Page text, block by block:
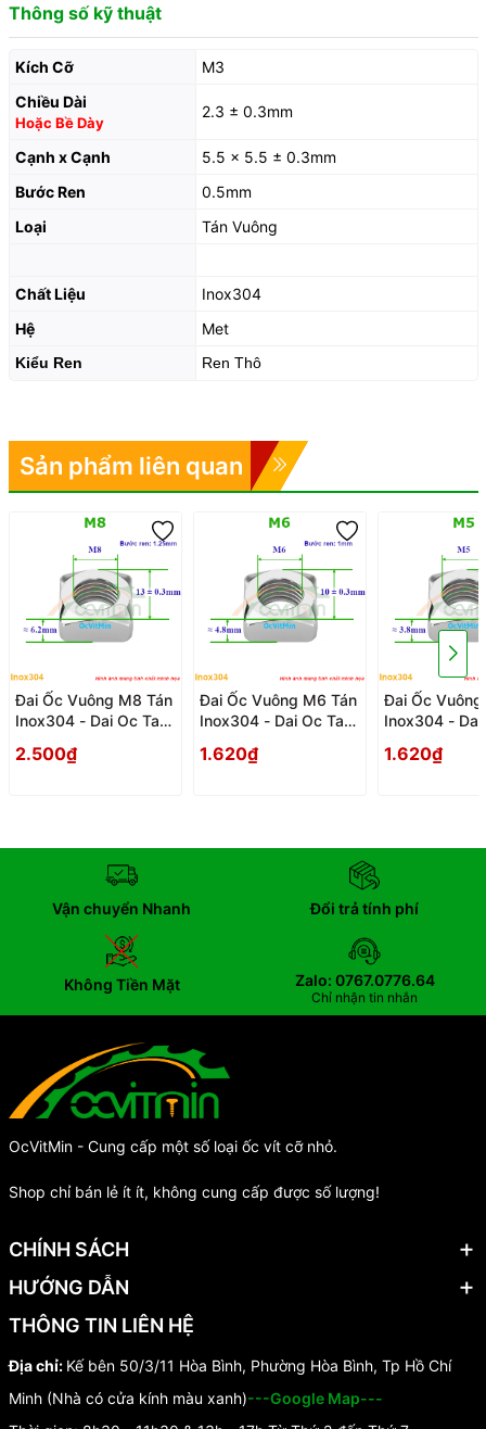
Thông số kỹ thuật
Kích Cỡ
M3
Chiều Dài
Hoặc Bề Dày
2.3 ± 0.3mm
Cạnh x Cạnh
5.5 x 5.5 ± 0.3mm
Bước Ren
0.5mm
Loại
Tán Vuông
Chất Liệu
Inox304
Hệ
Met
Kiểu Ren Ren Thô
Sản phẩm liên quan
Đai Ốc Vuông M8 Tán
Inox304 - Dai Oc Tan
2.500₫
Đai Ốc Vuông M6 Tán
Inox304 - Dai Oc Tan
1.620₫
Đai Ốc Vuông
Inox304 - Dai
1.620₫
Vận chuyển Nhanh Đổi trả tính phí
Không Tiền Mặt Zalo: 0767.0776.64
Chỉ nhận tin nhắn
OcVitMin - Cung cấp một số loại ốc vít cỡ nhỏ.
Shop chỉ bán lẻ ít ít, không cung cấp được số lượng!
CHÍNH SÁCH
HƯỚNG DẪN
THÔNG TIN LIÊN HỆ
Địa chỉ: Kế bên 50/3/11 Hòa Bình, Phường Hòa Bình, Tp Hồ Chí
Minh (Nhà có cửa kính màu xanh)---Google Map---